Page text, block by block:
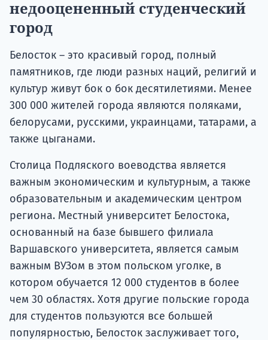
недооцененный студенческий
город
Белосток – это красивый город, полный
памятников, где люди разных наций, религий и
культур живут бок о бок десятилетиями. Менее
300 000 жителей города являются поляками,
белорусами, русскими, украинцами, татарами, а
также цыганами.
Столица Подляского воеводства является
важным экономическим и культурным, а также
образовательным и академическим центром
региона. Местный университет Белостока,
основанный на базе бывшего филиала
Варшавского университета, является самым
важным ВУЗом в этом польском уголке, в
котором обучается 12 000 студентов в более
чем 30 областях. Хотя другие польские города
для студентов пользуются все большей
популярностью, Белосток заслуживает того,